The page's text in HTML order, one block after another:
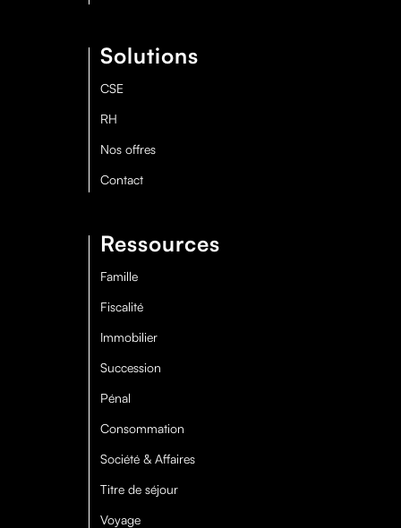
Solutions
CSE
RH
Nos offres
Contact
Ressources
Famille
Fiscalité
Immobilier
Succession
Pénal
Consommation
Société & Affaires
Titre de séjour
Voyage